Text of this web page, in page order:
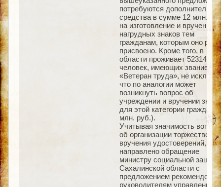
потребуются
средства в сумме 12 млн.
на изготовление и вручение
нагрудных знаков тем
гражданам, которым оно
присвоено. Кроме того, в
области проживает 52314
человек, имеющих звание
«Ветеран труда», не
что по аналогии может
возникнуть вопрос об
учреждении и вручении знака
для этой категории граждан
млн. руб.).
Учитывая значимость
об организации
вручения удостоверений,
направлено обращение
министру социальной
Сахалинской области с
предложением
руководителям управлений